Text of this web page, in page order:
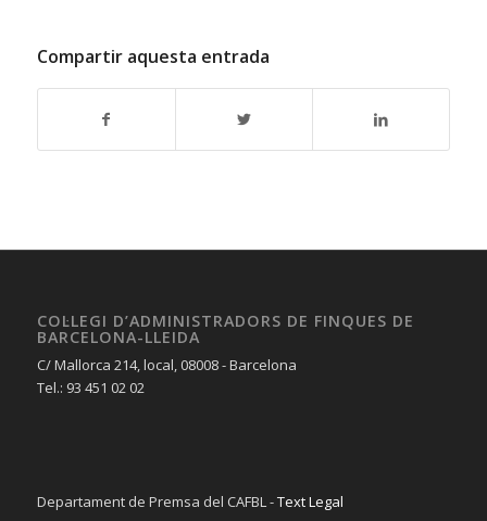
Compartir aquesta entrada
COL·LEGI D’ADMINISTRADORS DE FINQUES DE
BARCELONA-LLEIDA
C/ Mallorca 214, local, 08008 - Barcelona
Tel.: 93 451 02 02
Departament de Premsa del CAFBL -Text Legal